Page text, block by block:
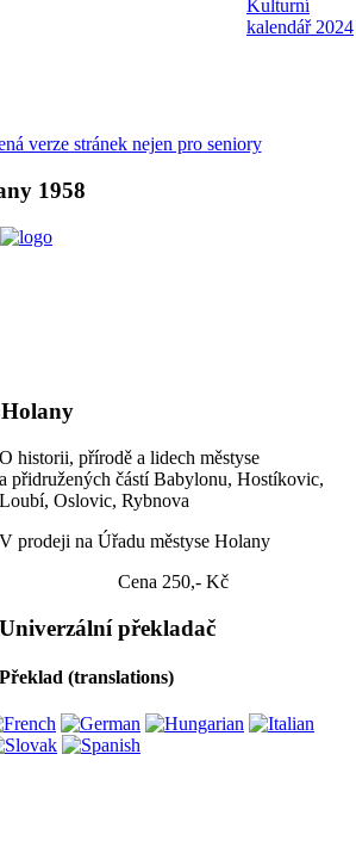
Kulturní
kalendář 2024
verze stránek nejen pro seniory
1958
O historii, přírodě a lidech městyse
a přidružených částí Babylonu, Hostíkovic,
Loubí, Oslovic, Rybnova
V prodeji na Úřadu městyse Holany
Cena 250,- Kč
Univerzální překladač
Překlad (translations)